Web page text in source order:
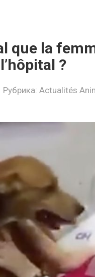
que la
?
Рубрика: Actualités